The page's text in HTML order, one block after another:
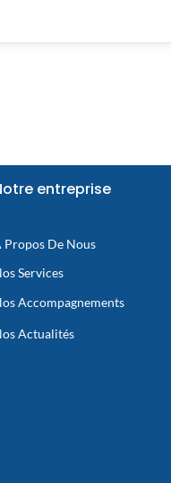
entreprise
Propos De Nous
Services
Accompagnements
Actualités